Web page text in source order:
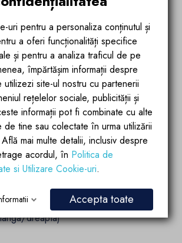
relevante:
(interior/exterior)
80-90x120 cm
1 cm
profil si maner din aluminiu finisaj
dreapta)
uri pentru a personaliza conținutul și
a oferi funcționalități specifice
și pentru a analiza traficul de pe
împărtășim informații despre
site-ul nostru cu partenerii
rețelelor sociale, publicității și
informații pot fi combinate cu alte
de tine sau colectate în urma utilizării
mai multe detalii, inclusiv despre
acordul, în Politica de
si Utilizare Cookie-uri.
Accepta toate